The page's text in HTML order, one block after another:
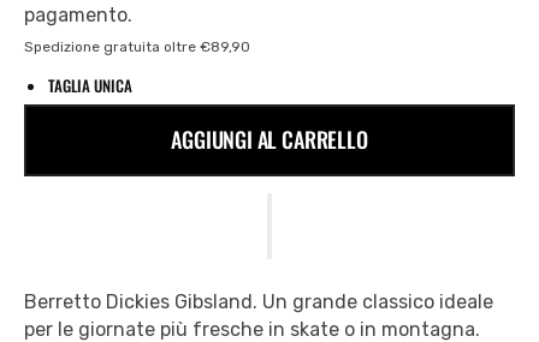
pagamento.
Spedizione gratuita oltre €89,90
TAGLIA UNICA
AGGIUNGI AL CARRELLO
Berretto Dickies Gibsland. Un grande classico ideale
per le giornate più fresche in skate o in montagna.